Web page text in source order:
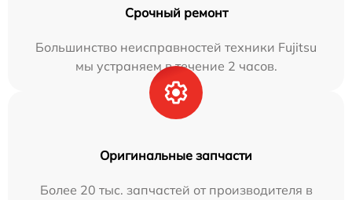
Срочный ремонт
Большинство неисправностей техники Fujitsu
мы устраняем в течение 2 часов.
Оригинальные запчасти
Более 20 тыс. запчастей от производителя в